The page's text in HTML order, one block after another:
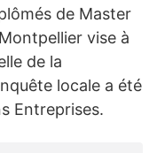
de Master
vise à
de la
locale a été
Entreprises.